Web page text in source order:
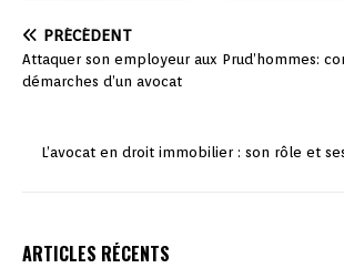
PRÉCÉDENT
Attaquer son employeur aux Prud’hommes:
démarches d’un avocat
L’avocat en droit immobilier : son rôle et
ARTICLES RÉCENTS